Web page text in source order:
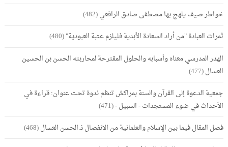
خواطر صيف يلهج بها مصطفى صادق الرافعي(482)
ثمرات العبادة "من أراد السعادة الأبدية فليلزم عتبة العبودية"(480)
الهدر المدرسي معناه وأسبابه والحلول المقترحة لمحاربته الحسن بن الحسين
العسال(477)
جمعية الدعوة إلى القرآن والسنة بمراكش تنظم ندوة تحت عنوان: قراءة في
الأحداث في ضوء المستجدات - السبيل -(471)
فصل المقال فيما بين الإسلام والعلمانية من الانفصال ذ.الحسن العسال(468)